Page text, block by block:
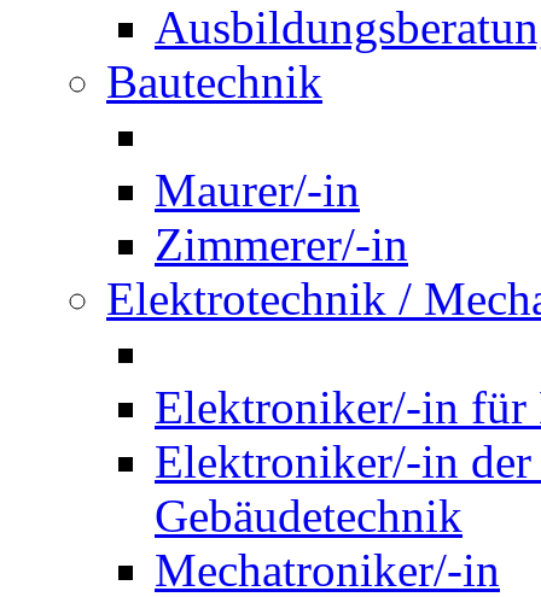
Bautechnik
Maurer/-in
Zimmerer/-in
Elektrotechnik /
Elektroniker/-in für
Elektroniker/-in
Gebäudetechnik
Mechatroniker/-in